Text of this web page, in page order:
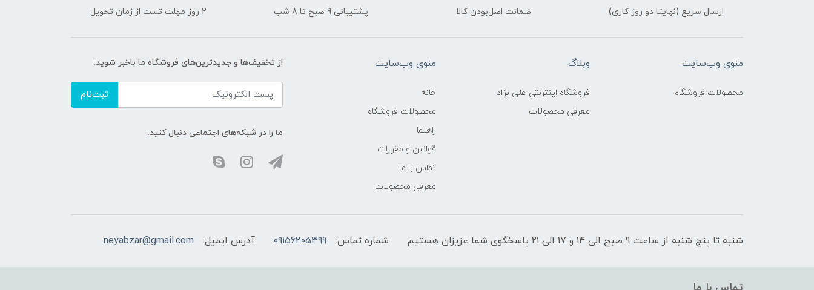
ارسال سریع (نهایتا دو روز کاری) ضمانت اصل‌بودن کالا پشتیبانی 9 صبح تا 8 شب 2 روز مهلت تست از زمان تحویل
منوی وب‌سایت
محصولات فروشگاه
وبلاگ
فروشگاه اینترنتی علی نژاد
معرفی محصولات
منوی وب‌سایت
خانه
محصولات فروشگاه
راهنما
قوانین و مقررات
تماس با ما
معرفی محصولات
از تخفیف‌ها و جدیدترین‌های فروشگاه ما باخبر شوید:
ثبت‌نام
ما را در شبکه‌های اجتماعی دنبال کنید:
شنبه تا پنج شنبه از ساعت 9 صبح الی 14 و 17 الی 21 پاسخگوی شما عزیزان هستیم شماره تماس: 09156205399 آدرس ایمیل: neyabzar@gmail.com